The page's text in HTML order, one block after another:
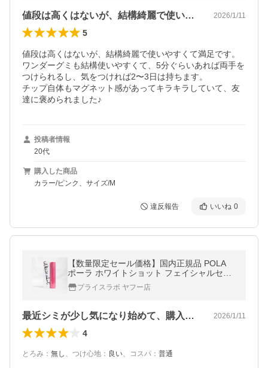
値段は高くはないが、結構綺麗で使いやす… 2026/1/11
5
値段は高くはないが、結構綺麗で使いやすくて満足です。
ワンダーグミも結構使いやすくて、5分ぐらいあれば両手を
つけられるし、気をつければ2〜3日は持ちます。
チップ自体もマグネット感があってキラキラしていて、友
達に褒められました♪
投稿者情報
20代
購入した商品
カラー/ピンク、サイズ/M
違反報告 いいね 0
【数量限定セール価格】国内正規品 POLA
ポーラ ホワイトショット フェイシャルセラ
ム ( 美容液 ) P-150 25mL
プライスラボ ヤフー店
最近シミが少し気になり始めて、購入して… 2026/1/11
4
とろみ ： 無し 、 つけ心地 ： 良い、 コスパ ： 普通